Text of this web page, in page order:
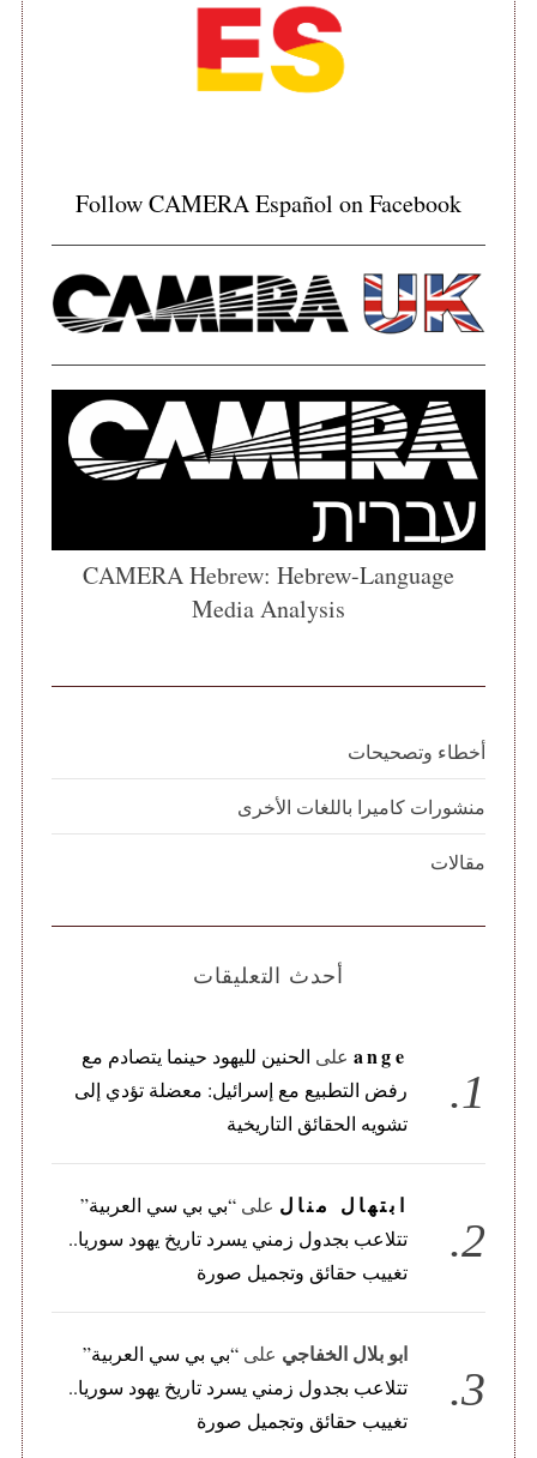
Follow CAMERA Español on Facebook
CAMERA Hebrew: Hebrew-Language
Media Analysis
أخطاء وتصحيحات
منشورات كاميرا باللغات الأخرى
مقالات
أحدث التعليقات
angeعلى الحنين لليهود حينما يتصادم مع
رفض التطبيع مع إسرائيل: معضلة تؤدي إلى
تشويه الحقائق التاريخية
ابتهال منال على“بي بي سي العربية”
تتلاعب بجدول زمني يسرد تاريخ يهود سوريا..
تغييب حقائق وتجميل صورة
ابو بلال الخفاجي على“بي بي سي العربية”
تتلاعب بجدول زمني يسرد تاريخ يهود سوريا..
تغييب حقائق وتجميل صورة
h
r
: